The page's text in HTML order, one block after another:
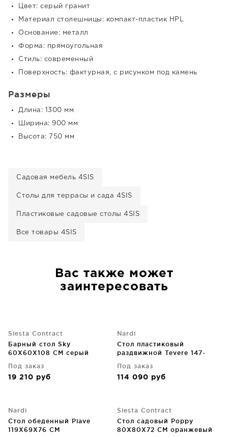
Цвет: серый гранит
Материал столешницы: компакт-пластик HPL
Основание: металл
Форма: прямоугольная
Стиль: современный
Поверхность: фактурная, с рисунком под камень
Размеры
Длина: 1300 мм
Ширина: 900 мм
Высота: 750 мм
Садовая мебель 4SIS
Столы для террасы и сада 4SIS
Пластиковые садовые столы 4SIS
Все товары 4SIS
Вас также может
заинтересовать
Siesta Contract
Барный стол Sky
60X60X108 CM серый
Под заказ
19 210 руб
Nardi
Стол пластиковый
раздвижной Tevere 147-
Под заказ
114 090 руб
Nardi
Стол обеденный Piave
119X69X76 CM
Siesta Contract
Стол садовый Poppy
80X80X72 CM оранжевый